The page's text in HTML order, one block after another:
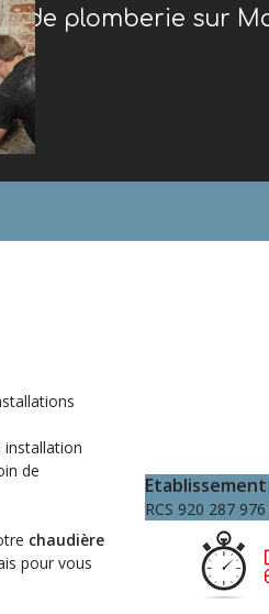
de plomberie sur
installation
de
chaudière
pour vous
RCS 920 287